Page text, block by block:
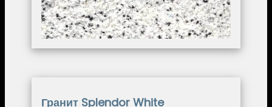
Гранит Splendor White